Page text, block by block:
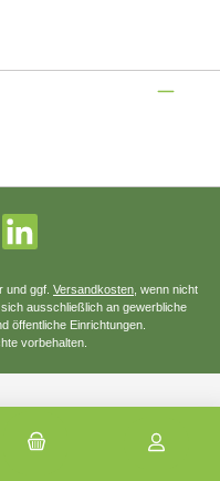
und ggf. Versandkosten , wenn nicht
ausschließlich an gewerbliche
öffentliche Einrichtungen.
vorbehalten.
google.at, trustpilot.com ⓘ